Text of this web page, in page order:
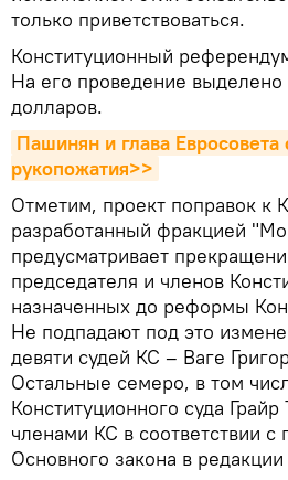
только приветствоваться.
Конституционный
На его проведение
долларов.
Пашинян и глава Евросовета
рукопожатия>>
Отметим, проект поправок к
разработанный фракцией
предусматривает
председателя и членов
назначенных до реформы
Не подпадают под это
девяти судей КС – Ваге
Остальные семеро, в том
Конституционного суда Грайр
членами КС в соответствии
Основного закона в